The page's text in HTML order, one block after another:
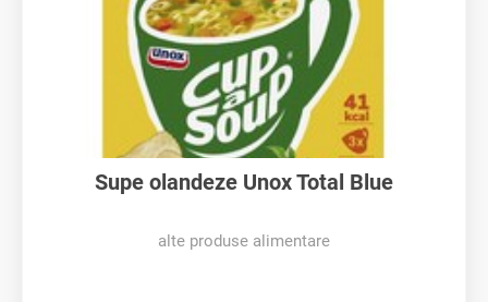
Supe olandeze Unox Total Blue
alte produse alimentare